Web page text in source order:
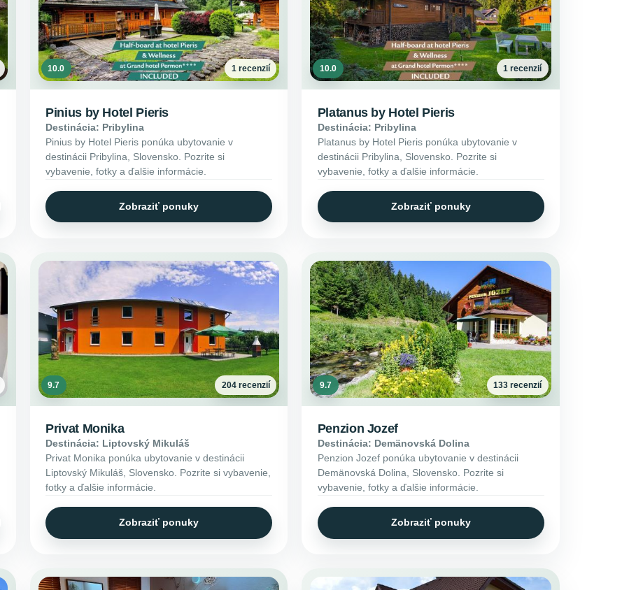
10.0 1 recenzií
Pinius by Hotel Pieris
Destinácia: Pribylina
Pinius by Hotel Pieris ponúka ubytovanie v
destinácii Pribylina, Slovensko. Pozrite si
vybavenie, fotky a ďalšie informácie.
Zobraziť ponuky
10.0 1 recenzií
Platanus by Hotel Pieris
Destinácia: Pribylina
Platanus by Hotel Pieris ponúka ubytovanie v
destinácii Pribylina, Slovensko. Pozrite si
vybavenie, fotky a ďalšie informácie.
Zobraziť ponuky
9.7 204 recenzií
Privat Monika
Destinácia: Liptovský Mikuláš
Privat Monika ponúka ubytovanie v destinácii
Liptovský Mikuláš, Slovensko. Pozrite si vybavenie,
fotky a ďalšie informácie.
Zobraziť ponuky
9.7 133 recenzií
Penzion Jozef
Destinácia: Demänovská Dolina
Penzion Jozef ponúka ubytovanie v destinácii
Demänovská Dolina, Slovensko. Pozrite si
vybavenie, fotky a ďalšie informácie.
Zobraziť ponuky